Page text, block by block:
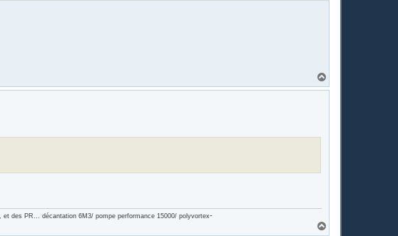
a
des PR... décantation 6M3/ pompe performance 15000/ polyvortex-